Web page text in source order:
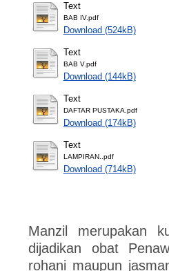
Text
BAB IV.pdf
Download (524kB)
Text
BAB V.pdf
Download (144kB)
Text
DAFTAR PUSTAKA.pdf
Download (174kB)
Text
LAMPIRAN..pdf
Download (714kB)
Manzil merupakan
dijadikan obat
rohani maupun